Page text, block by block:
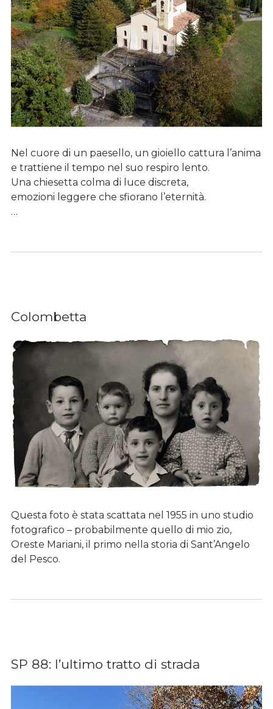
Nel cuore di un paesello, un gioiello cattura l’anima
e trattiene il tempo nel suo respiro lento.
Una chiesetta colma di luce discreta,
emozioni leggere che sfiorano l’eternità.
…
Colombetta
Questa foto è stata scattata nel 1955 in uno studio
fotografico – probabilmente quello di mio zio,
Oreste Mariani, il primo nella storia di Sant’Angelo
del Pesco.
SP 88: l’ultimo tratto di strada